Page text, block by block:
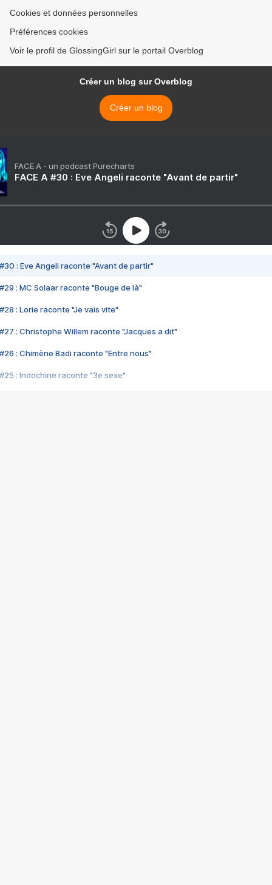
Cookies et données personnelles
Préférences cookies
Voir le profil de GlossingGirl sur le portail Overblog
Créer un blog sur Overblog
Créer un blog
FACE A - un podcast Purecharts
FACE A #30 : Eve Angeli raconte "Avant de partir"
#30 : Eve Angeli raconte "Avant de partir"
#29 : MC Solaar raconte "Bouge de là"
#28 : Lorie raconte "Je vais vite"
#27 : Christophe Willem raconte "Jacques a dit"
#26 : Chimène Badi raconte "Entre nous"
#25 : Indochine raconte "3e sexe"